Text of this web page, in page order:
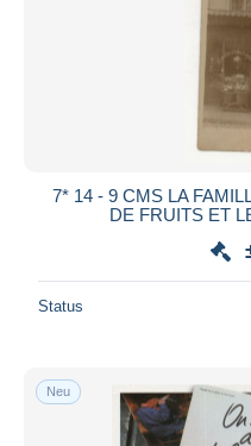
7* 14 - 9 CMS LA
DE FRUITS ET
Status
Neu